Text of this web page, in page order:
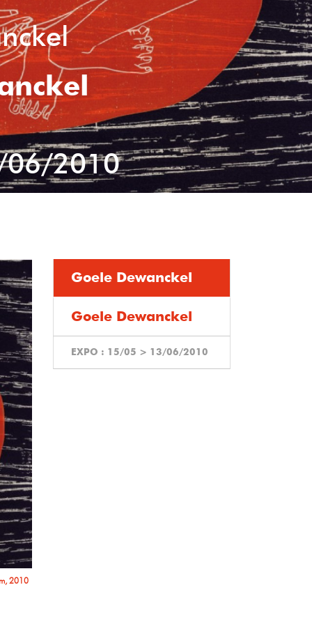
06/2010
2010
Goele Dewanckel
Goele Dewanckel
EXPO : 15/05 > 13/06/2010